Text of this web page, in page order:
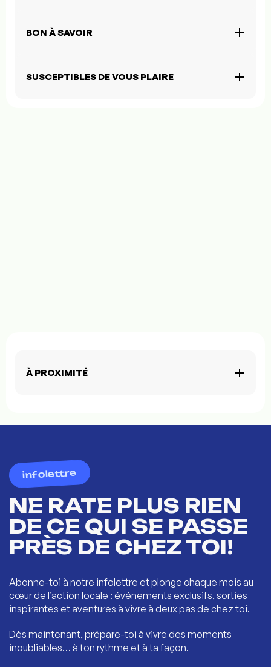
BON À SAVOIR
SUSCEPTIBLES DE VOUS PLAIRE
À PROXIMITÉ
infolettre
NE RATE PLUS RIEN
DE CE QUI SE PASSE
PRÈS DE CHEZ TOI!
Abonne-toi à notre infolettre et plonge chaque mois au
cœur de l’action locale : événements exclusifs, sorties
inspirantes et aventures à vivre à deux pas de chez toi.
Dès maintenant, prépare-toi à vivre des moments
inoubliables… à ton rythme et à ta façon.